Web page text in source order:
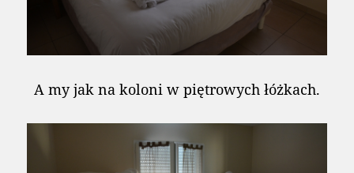
A my jak na koloni w piętrowych łóżkach.